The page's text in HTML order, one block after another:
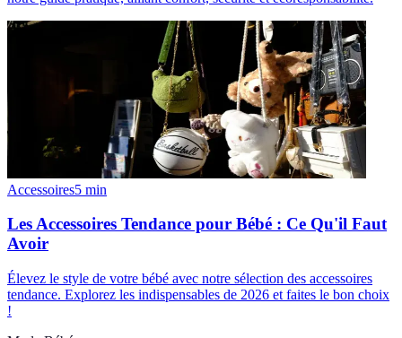
Accessoires5 min
Les Accessoires Tendance pour Bébé : Ce Qu'il Faut
Avoir
Élevez le style de votre bébé avec notre sélection des accessoires
tendance. Explorez les indispensables de 2026 et faites le bon choix
!